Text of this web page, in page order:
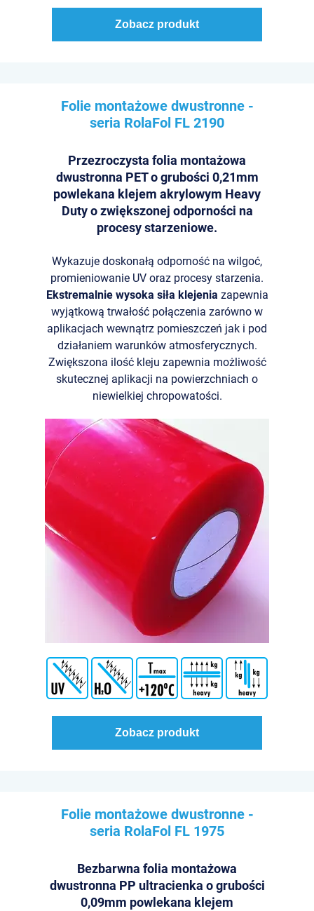
Folie montażowe dwustronne -
seria RolaFol FL 2190
Przezroczysta folia montażowa
dwustronna PET o grubości 0,21mm
powlekana klejem akrylowym Heavy
Duty o zwiększonej odporności na
procesy starzeniowe.
Wykazuje doskonałą odporność na wilgoć,
promieniowanie UV oraz procesy starzenia.
Ekstremalnie wysoka siła klejenia zapewnia
wyjątkową trwałość połączenia zarówno w
aplikacjach wewnątrz pomieszczeń jak i pod
działaniem warunków atmosferycznych.
Zwiększona ilość kleju zapewnia możliwość
skutecznej aplikacji na powierzchniach o
niewielkiej chropowatości.
Zobacz produkt
Zobacz produkt
Folie montażowe dwustronne -
seria RolaFol FL 1975
Bezbarwna folia montażowa
dwustronna PP ultracienka o grubości
0,09mm powlekana klejem